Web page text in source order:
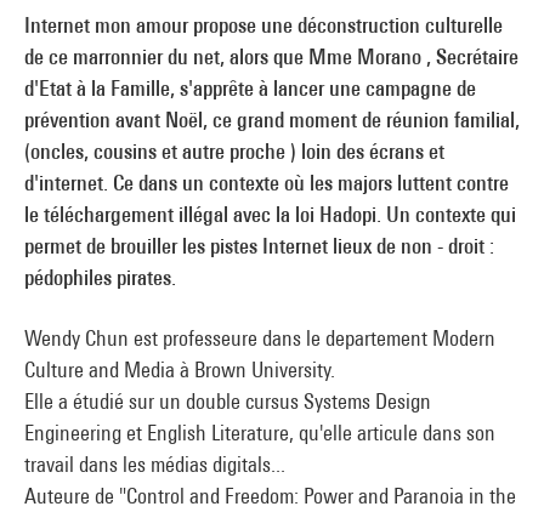
Internet mon amour propose une déconstruction culturelle
de ce marronnier du net, alors que Mme Morano , Secrétaire
d'Etat à la Famille, s'apprête à lancer une campagne de
prévention avant Noël, ce grand moment de réunion familial,
(oncles, cousins et autre proche ) loin des écrans et
d'internet. Ce dans un contexte où les majors luttent contre
le téléchargement illégal avec la loi Hadopi. Un contexte qui
permet de brouiller les pistes Internet lieux de non - droit :
pédophiles pirates.
Wendy Chun est professeure dans le departement Modern
Culture and Media à Brown University.
Elle a étudié sur un double cursus Systems Design
Engineering et English Literature, qu'elle articule dans son
travail dans les médias digitals...
Auteure de "Control and Freedom: Power and Paranoia in the